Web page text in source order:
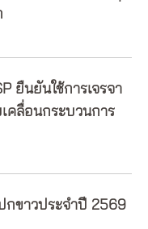
ยืนยันใช้การเจรจา
คลื่อนกระบวนการ
กขาวประจำปี 2569